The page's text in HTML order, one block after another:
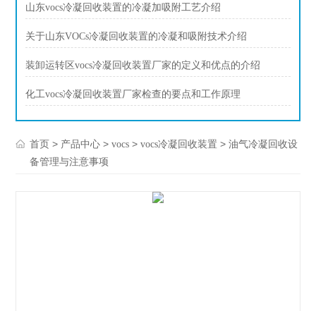
山东vocs冷凝回收装置的冷凝加吸附工艺介绍
关于山东VOCs冷凝回收装置的冷凝和吸附技术介绍
装卸运转区vocs冷凝回收装置厂家的定义和优点的介绍
化工vocs冷凝回收装置厂家检查的要点和工作原理
首页 > 产品中心 >vocs >vocs冷凝回收装置 > 油气冷凝回收设
备管理与注意事项